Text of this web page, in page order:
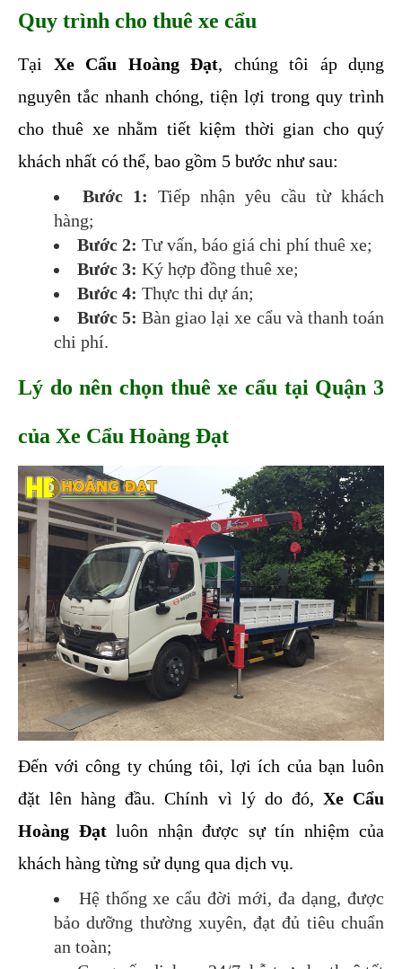
Quy trình cho thuê xe cẩu
Tại Xe Cẩu Hoàng Đạt, chúng tôi áp dụng
nguyên tắc nhanh chóng, tiện lợi trong quy trình
cho thuê xe nhằm tiết kiệm thời gian cho quý
khách nhất có thể, bao gồm 5 bước như sau:
Bước 1: Tiếp nhận yêu cầu từ khách
hàng;
Bước 2: Tư vấn, báo giá chi phí thuê xe;
Bước 3: Ký hợp đồng thuê xe;
Bước 4: Thực thi dự án;
Bước 5: Bàn giao lại xe cẩu và thanh toán
chi phí.
Lý do nên chọn thuê xe cẩu tại Quận 3
của Xe Cẩu Hoàng Đạt
Đến với công ty chúng tôi, lợi ích của bạn luôn
đặt lên hàng đầu. Chính vì lý do đó, Xe Cẩu
Hoàng Đạt luôn nhận được sự tín nhiệm của
khách hàng từng sử dụng qua dịch vụ.
Hệ thống xe cẩu đời mới, đa dạng, được
bảo dưỡng thường xuyên, đạt đủ tiêu chuẩn
an toàn;